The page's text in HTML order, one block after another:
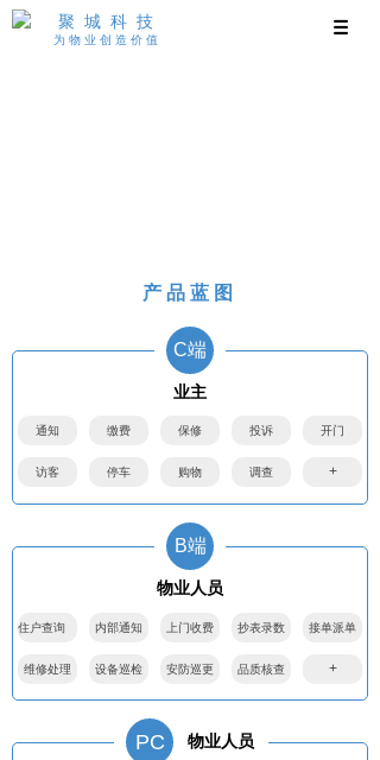
聚城科技
为物业创造价值
产品蓝图
C端
缴费
购物
开门
投诉
保修
+
访客 停车
业主
通知
调查
物业人员
PC
物业人员
B端
内部通知 抄表录数
上门收费 接单派单
设备巡检 品质核查
安防巡更 +
维修处理
住户查询